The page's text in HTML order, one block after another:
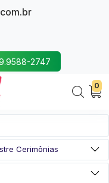
9.9588-2747
0